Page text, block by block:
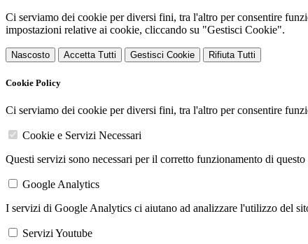
Ci serviamo dei cookie per diversi fini, tra l'altro per consentire
impostazioni relative ai cookie, cliccando su "Gestisci Cookie".
Nascosto Accetta Tutti Gestisci Cookie Rifiuta Tutti
Cookie Policy
Ci serviamo dei cookie per diversi fini, tra l'altro per consentire
Cookie e Servizi Necessari
Questi servizi sono necessari per il corretto funzionamento di
Google Analytics
I servizi di Google Analytics ci aiutano ad analizzare l'utilizzo del
Servizi Youtube